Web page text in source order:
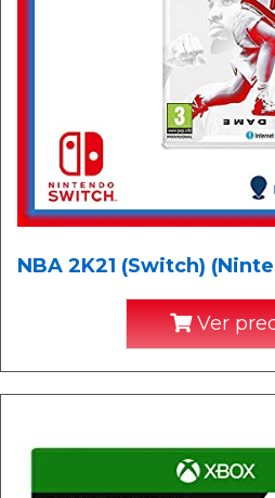
NBA 2K21 (Switch)
Ver